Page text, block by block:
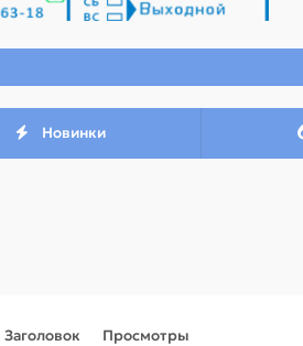
Новинки
Заголовок Просмотры